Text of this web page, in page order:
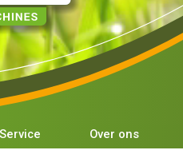
Service Over ons